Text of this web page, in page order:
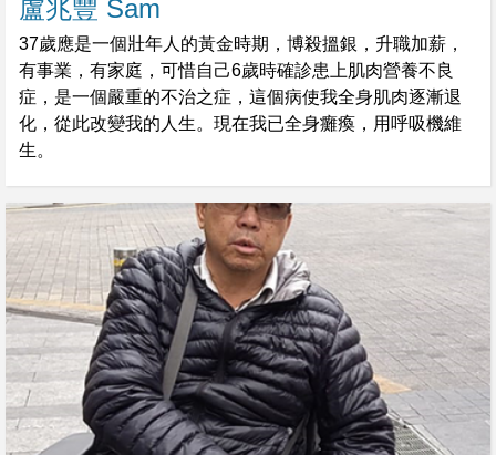
盧兆豐 Sam
37歲應是一個壯年人的黃金時期，博殺搵銀，升職加薪，
有事業，有家庭，可惜自己6歲時確診患上肌肉營養不良
症，是一個嚴重的不治之症，這個病使我全身肌肉逐漸退
化，從此改變我的人生。現在我已全身癱瘓，用呼吸機維
生。